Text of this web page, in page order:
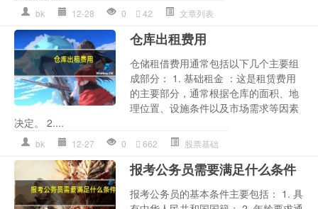
bk 12-28 0 42 文章列表
仓库出租费用
仓储租借费用通常包括以下几个主要组
成部分： 1. 基础租金 ：这是租赁费用
的主要部分，通常根据仓库的面积、地
理位置、设施条件以及市场需求等因素
决定。 2....
bk 12-27 0 662 股票基础
报考公务员需要满足什么条件
报考公务员的基本条件主要包括： 1. 具